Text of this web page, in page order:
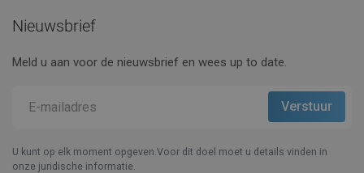
Nieuwsbrief
Meld u aan voor de nieuwsbrief en wees up to date.
U kunt op elk moment opgeven.Voor dit doel moet u details vinden in
onze juridische informatie.